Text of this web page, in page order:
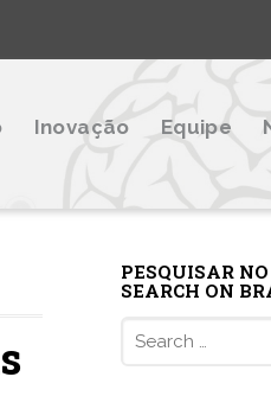
Inovação Equipe
PESQUISAR
SEARCH ON